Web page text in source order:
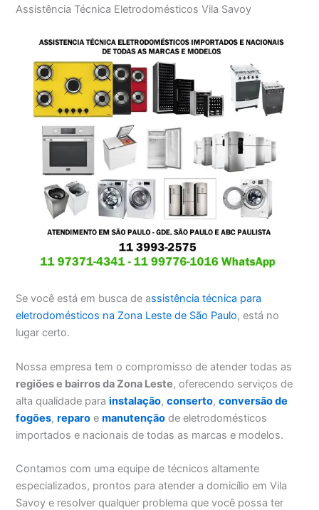
Assistência Técnica Eletrodomésticos Vila Savoy
Se você está em busca de assistência técnica para
eletrodomésticos na Zona Leste de São Paulo, está no
lugar certo.
Nossa empresa tem o compromisso de atender todas as
regiões e bairros da Zona Leste, oferecendo serviços de
alta qualidade parainstalação,conserto,conversão de
fogões,reparo emanutenção de eletrodomésticos
importados e nacionais de todas as marcas e modelos.
Contamos com uma equipe de técnicos altamente
especializados, prontos para atender a domicílio em Vila
Savoy e resolver qualquer problema que você possa ter